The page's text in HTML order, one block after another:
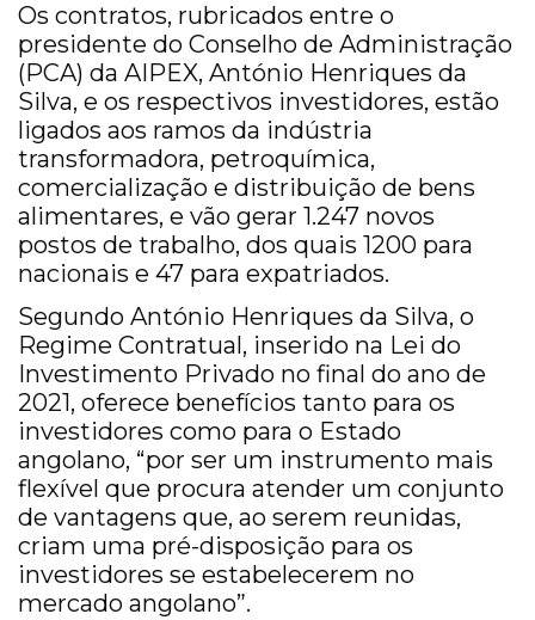
Os contratos, rubricados entre o
presidente do Conselho de Administração
(PCA) da AIPEX, António Henriques da
Silva, e os respectivos investidores, estão
ligados aos ramos da indústria
transformadora, petroquímica,
comercialização e distribuição de bens
alimentares, e vão gerar 1.247 novos
postos de trabalho, dos quais 1200 para
nacionais e 47 para expatriados.
Segundo António Henriques da Silva, o
Regime Contratual, inserido na Lei do
Investimento Privado no final do ano de
2021, oferece benefícios tanto para os
investidores como para o Estado
angolano, “por ser um instrumento mais
flexível que procura atender um conjunto
de vantagens que, ao serem reunidas,
criam uma pré-disposição para os
investidores se estabelecerem no
mercado angolano”.